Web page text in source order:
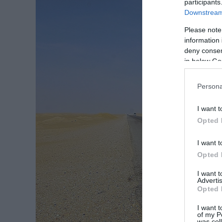
Please
information
deny
in below
I want
Opted
I want
Opted
I want
Opted
I want
of my